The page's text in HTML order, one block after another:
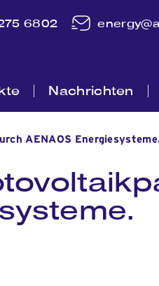
6802
Nachrichten
AENAOS